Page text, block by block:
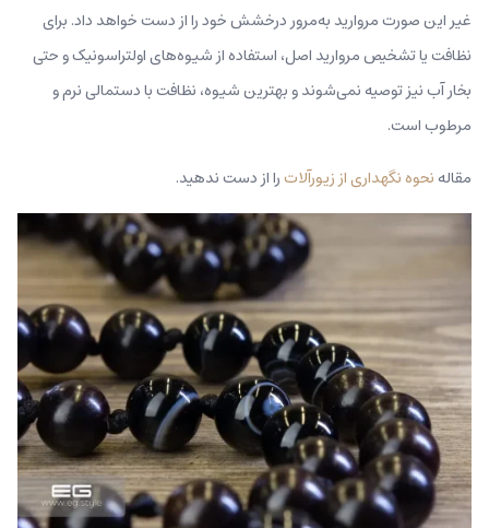
غیر این صورت مروارید به‌مرور درخشش خود را از دست خواهد داد. برای
نظافت یا تشخیص مروارید اصل، استفاده از شیوه‌های اولتراسونیک و حتی
بخار آب نیز توصیه نمی‌شوند و بهترین شیوه، نظافت با دستمالی نرم و
مرطوب است.
مقاله نحوه نگهداری از زیورآلاترا از دست ندهید.